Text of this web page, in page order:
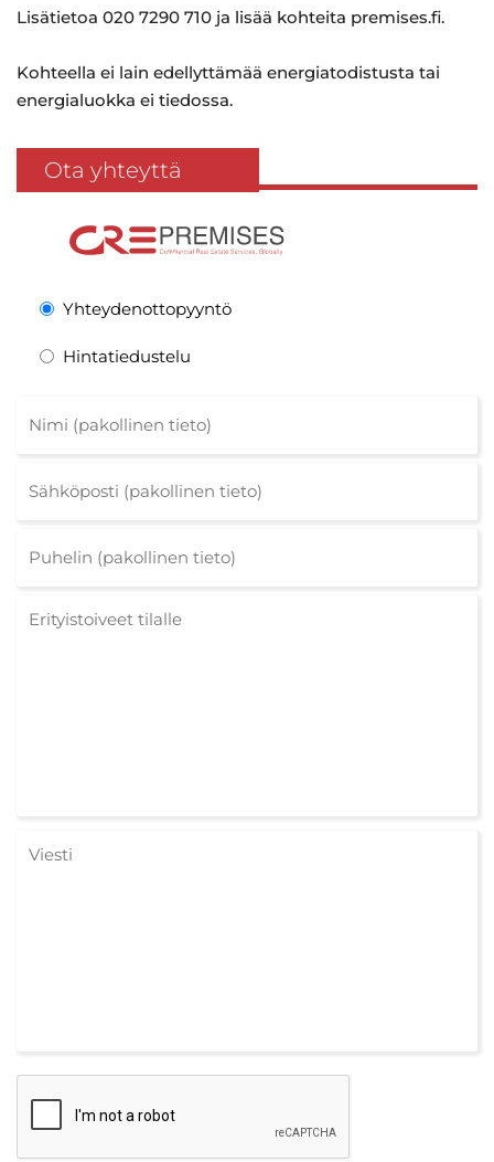
Lisätietoa 020 7290 710 ja lisää kohteita premises.fi.
Kohteella ei lain edellyttämää energiatodistusta tai
energialuokka ei tiedossa.
Ota yhteyttä
Yhteydenottopyyntö
Hintatiedustelu